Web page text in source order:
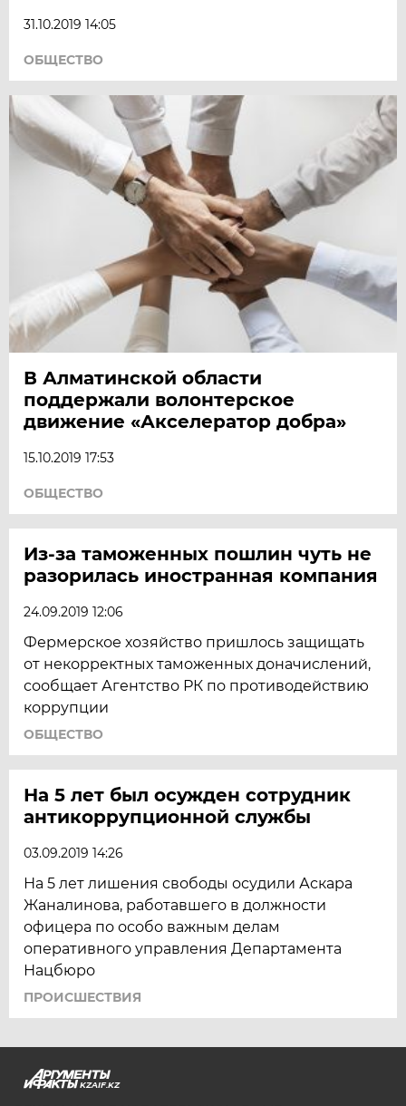
31.10.2019 14:05
ОБЩЕСТВО
В Алматинской области
поддержали волонтерское
движение «Акселератор добра»
15.10.2019 17:53
ОБЩЕСТВО
Из-за таможенных пошлин чуть не
разорилась иностранная компания
24.09.2019 12:06
Фермерское хозяйство пришлось защищать
от некорректных таможенных доначислений,
сообщает Агентство РК по противодействию
коррупции
ОБЩЕСТВО
На 5 лет был осужден сотрудник
антикоррупционной службы
03.09.2019 14:26
На 5 лет лишения свободы осудили Аскара
Жаналинова, работавшего в должности
офицера по особо важным делам
оперативного управления Департамента
Нацбюро
ПРОИСШЕСТВИЯ
KZAIF.KZ